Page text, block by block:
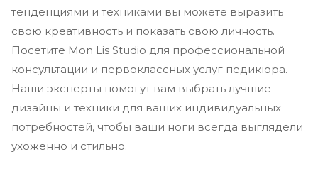
тенденциями и техниками вы можете выразить
свою креативность и показать свою личность.
Посетите Mon Lis Studio для профессиональной
консультации и первоклассных услуг педикюра.
Наши эксперты помогут вам выбрать лучшие
дизайны и техники для ваших индивидуальных
потребностей, чтобы ваши ноги всегда выглядели
ухоженно и стильно.